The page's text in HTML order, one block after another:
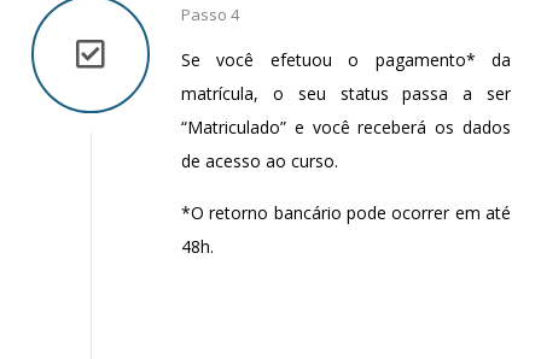
Passo 4
Se você efetuou o pagamento* da
matrícula, o seu status passa a ser
“Matriculado” e você receberá os dados
de acesso ao curso.
*O retorno bancário pode ocorrer em até
48h.